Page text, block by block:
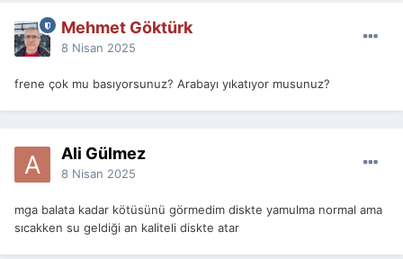
Mehmet Göktürk
8 Nisan 2025
frene çok mu basıyorsunuz? Arabayı yıkatıyor musunuz?
Ali Gülmez
8 Nisan 2025
mga balata kadar kötüsünü görmedim diskte yamulma normal ama
sıcakken su geldiği an kaliteli diskte atar